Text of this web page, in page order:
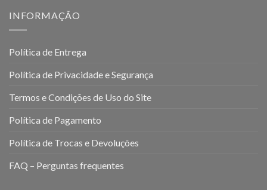
INFORMAÇÃO
Política de Entrega
Política de Privacidade e Segurança
Termos e Condições de Uso do Site
Política de Pagamento
Política de Trocas e Devoluções
FAQ – Perguntas frequentes